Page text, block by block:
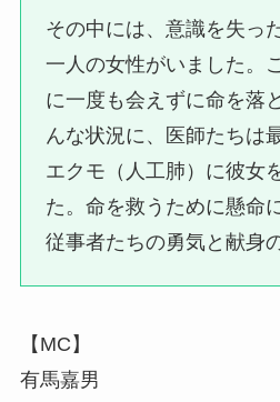
その中には、意識を失っ
一人の女性がいました。
に一度も会えずに命を
んな状況に、医師たちは
エクモ（人工肺）に彼女
た。命を救うために懸命
従事者たちの勇気と献身
【MC】
有馬嘉男